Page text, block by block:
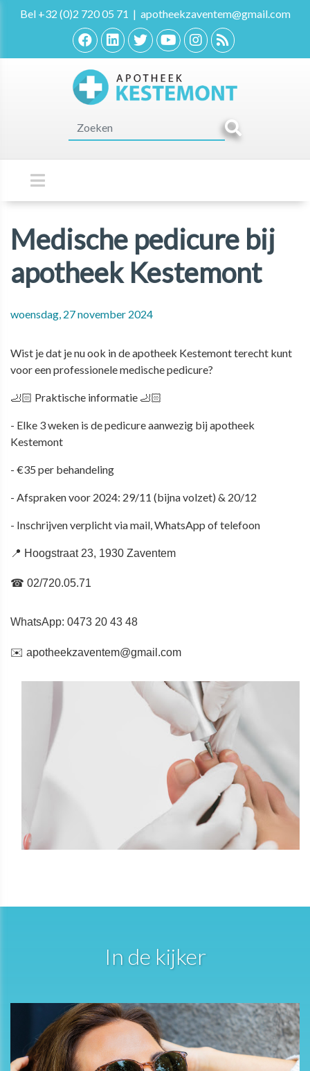
Bel +32 (0)2 720 05 71 | apotheekzaventem@gmail.com
Medische pedicure bij
apotheek Kestemont
woensdag, 27 november 2024
Wist je dat je nu ook in de apotheek Kestemont terecht kunt
voor een professionele medische pedicure?
🦶🏻 Praktische informatie 🦶🏻
- Elke 3 weken is de pedicure aanwezig bij apotheek
Kestemont
- €35 per behandeling
- Afspraken voor 2024: 29/11 (bijna volzet) & 20/12
- Inschrijven verplicht via mail, WhatsApp of telefoon
📍 Hoogstraat 23, 1930 Zaventem
☎ 02/720.05.71
WhatsApp: 0473 20 43 48
✉️ apotheekzaventem@gmail.com
In de kijker